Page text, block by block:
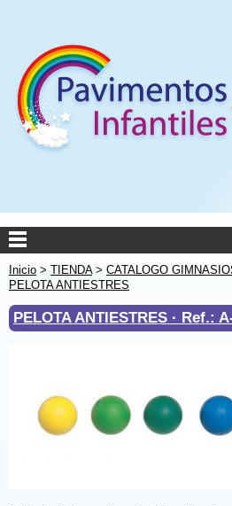
Inicio > TIENDA> CATALOGO
PELOTA ANTIESTRES
PELOTA ANTIESTRES · Ref.: